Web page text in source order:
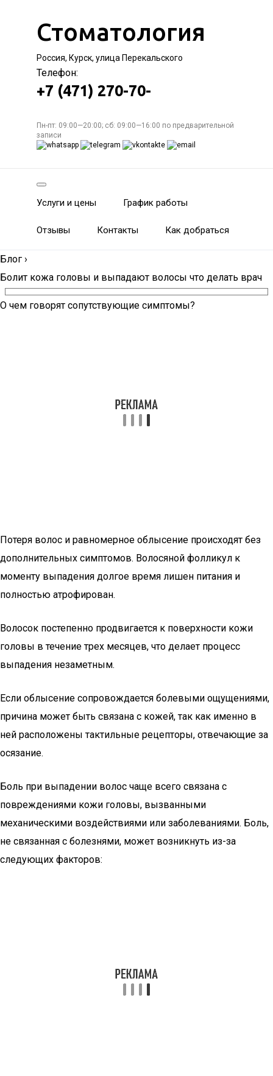
Стоматология
Россия, Курск, улица Перекальского
Телефон:
+7 (471) 270-70-
Пн-пт: 09:00—20:00; сб: 09:00—16:00 по предварительной
записи
Услуги и цены График работы
Отзывы Контакты Как добраться
Блог ›
Болит кожа головы и выпадают волосы что делать врач
О чем говорят сопутствующие симптомы?
Потеря волос и равномерное облысение происходят без
дополнительных симптомов. Волосяной фолликул к
моменту выпадения долгое время лишен питания и
полностью атрофирован.
Волосок постепенно продвигается к поверхности кожи
головы в течение трех месяцев, что делает процесс
выпадения незаметным.
Если облысение сопровождается болевыми ощущениями,
причина может быть связана с кожей, так как именно в
ней расположены тактильные рецепторы, отвечающие за
осязание.
Боль при выпадении волос чаще всего связана с
повреждениями кожи головы, вызванными
механическими воздействиями или заболеваниями. Боль,
не связанная с болезнями, может возникнуть из-за
следующих факторов: